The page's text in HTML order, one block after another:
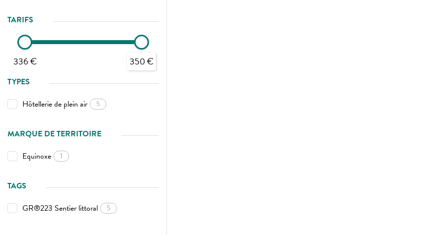
TARIFS
336 € 350 €
TYPES
Hôtellerie de plein air
5
MARQUE DE TERRITOIRE
Equinoxe
1
TAGS
GR®223 Sentier littoral
5